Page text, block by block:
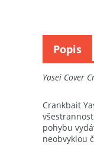
Yasei Cover
Crankbait
pohybu
neobvyklou
Popis